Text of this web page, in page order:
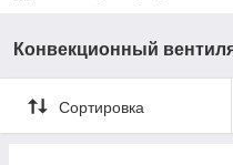
Конвекционный
Сортировка